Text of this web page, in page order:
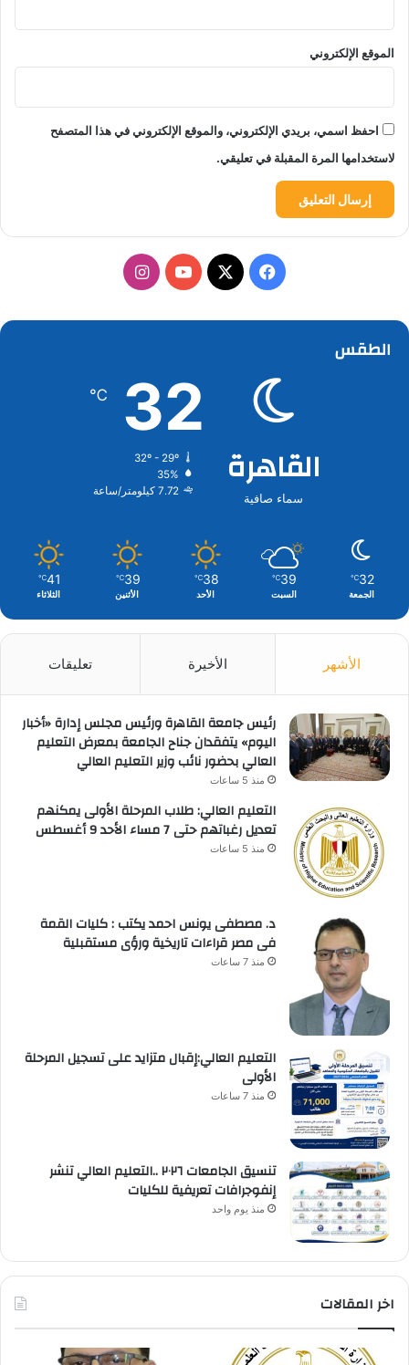
الموقع الإلكتروني
احفظ اسمي، بريدي الإلكتروني، والموقع الإلكتروني في هذا المتصفح
لاستخدامها المرة المقبلة في تعليقي.
فيسبوك
‫X
‫YouTubeانستقرام
الطقس
القاهرة
سماء صافية
32
℃
32º - 29º
35%
7.72 كيلومتر/ساعة
32
℃
الجمعة
39
℃
السبت
38
℃
الأحد
39
℃
الأثنين
41
℃
الثلاثاء
الأشهر الأخيرة تعليقات
رئيس جامعة القاهرة ورئيس مجلس إدارة «أخبار
اليوم» يتفقدان جناح الجامعة بمعرض التعليم
العالي بحضور نائب وزير التعليم العالي
منذ 5 ساعات
التعليم العالي: طلاب المرحلة الأولى يمكنهم
تعديل رغباتهم حتى 7 مساء الأحد 9 أغسطس
منذ 5 ساعات
د. مصطفى يونس احمد يكتب : كليات القمة
فى مصر قراءات تاريخية ورؤى مستقبلية
منذ 7 ساعات
التعليم العالي:إقبال متزايد على تسجيل المرحلة
الأولى
منذ 7 ساعات
تنسيق الجامعات ٢٠٢٦ ..التعليم العالي تنشر
إنفوجرافات تعريفية للكليات
منذ يوم واحد
اخر المقالات